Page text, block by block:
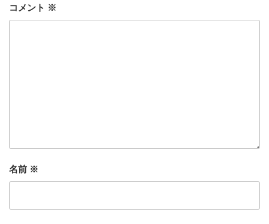
コメント ※
名前 ※